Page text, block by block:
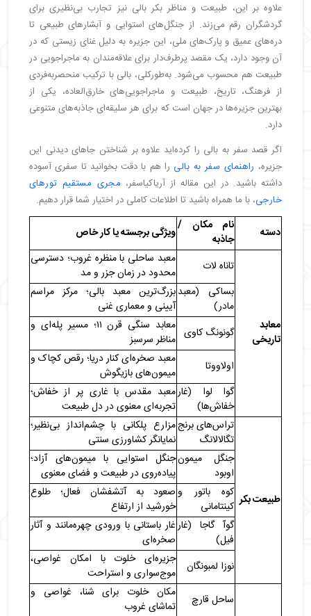
Terraces
・جنگل‌ های میمون اوبود | Ubud Monkey Forest
・
کوه آتشفشان باتور و کینتامانی | Kintamani and
Mount Batur
・گوآ گاجا | Goa Gajah
・ساحل قارچ | mushroom Beach
・ساحل سانور | sanur beach
・
・تفریحات هیجان‌ انگیز بالی
・موج‌ سواری در ساحل کوتا | kuta beach bali
・
・
گشت و گذار در بازارهای محلی اوبود | Ubud Art
Market
・
سافاری در پارک ساحلی جزیره | Bali Safari &
Marine Park
دنیای وارونه بالی | Upside Down World Bali
سافاری پارک فیل ها|Bali Elephant Safari Park
جاهای دیدنی کمتر شناخته شده بالی
آبشار سکومپول | Sekumpul Waterfall
・
جزیره نوسا پنیدا | Nusa Penida
روستای پنگلیپوران | Penglipuran Village
ساحل نیانگ نیانگ | Nyang Nyang Beach
جنگل مانگرو در سانور | Mangrove Forest
سخن آخر
علاوه بر این، طبیعت و مناظر بکر بالی نیز تجارب بی‌نظیری برای
گردشگران رقم می‌زند. از جنگل‌های استوایی و آبشارهای طبیعی تا
دره‌های عمیق و پارک‌های ملی، این جزیره به دلیل غنای زیستی که در
آن وجود دارد، یک مقصد پرطرف‌دار برای علاقه‌مندان به ماجراجویی در
طبیعت هم محسوب می‌شود. به‌طورکلی، بالی با ترکیب منحصربه‌فردی
از فرهنگ، تاریخ، طبیعت و ماجراجویی‌های خارق‌العاده، یکی از
بهترین جزیره‌ها در جهان است که برای هر سلیقه‌ای جاذبه‌های متنوعی
دارد.
اگر قصد سفر به بالی را کرده‌اید علاوه بر شناختن جاهای دیدنی این
جزیره، راهنمای سفر به بالی را هم با دقت بخوانید تا سفری آسوده
داشته باشید. در این مقاله از آریاکیاسفر، مجری مستقیم تورهای
خارجی، با ما همراه باشید تا اطلاعات کاملی در اختیار شما قرار دهیم.
دسته
نام مکان /
جاذبه
ویژگی برجسته یا کار خاص
معابد
تاریخی
تاناه لات
معبد ساحلی با منظره غروب؛ دسترسی
محدود در زمان جزر و مد
بساکی (معبد
مادر)
بزرگ‌ترین معبد بالی؛ مرکز مراسم
آیینی و معماری غنی
گونونگ کاوی
معابد سنگی قرن ۱۱؛ مسیر پله‌ای و
مناظر سرسبز
اولاووتا
معبد صخره‌ای کنار دریا؛ رقص کچاک و
میمون‌های بازیگوش
گوا لوا (غار
خفاش‌ها)
معبد مقدس با غاری پر از خفاش؛
تجربه‌ای معنوی در دل طبیعت
طبیعت بکر
تراس‌های برنج
تگالالانگ
مزارع پلکانی با چشم‌انداز بی‌نظیر؛
نمایانگر کشاورزی سنتی
جنگل میمون
اوبود
جنگل استوایی با میمون‌های آزاد؛
پیاده‌روی در طبیعت و فضای معنوی
کوه باتور و
کینتامانی
صعود به آتشفشان فعال؛ طلوع
خورشید از ارتفاع
گوآ گاجا (غار
فیل)
غار باستانی با ورودی چهره‌مانند و آثار
صخره‌ای
نوزا لمبونگان
جزیره‌ای خلوت با امکان غواصی،
موج‌سواری و استراحت
ساحل قارچ
مکان خلوت برای شنا، غواصی و
تماشای غروب